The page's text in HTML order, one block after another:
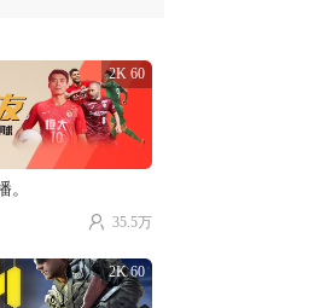
2K 60
。
35.5万
2K 60